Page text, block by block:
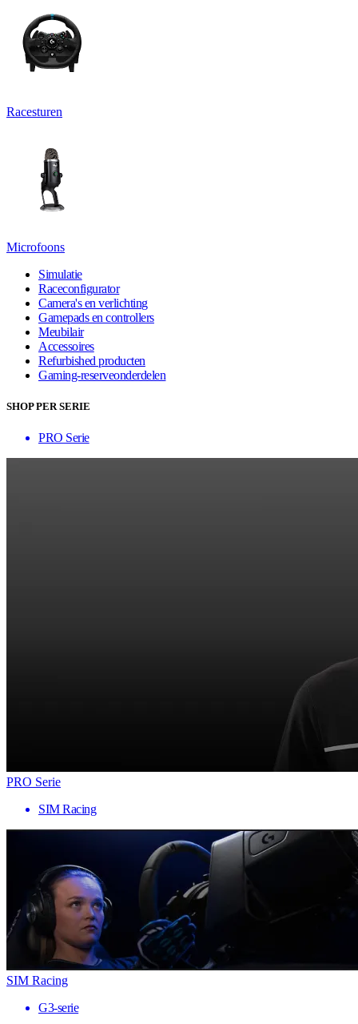
Racesturen
Microfoons
Simulatie
Raceconfigurator
Camera's en verlichting
Gamepads en controllers
Meubilair
Accessoires
Refurbished producten
Gaming-reserveonderdelen
SHOP PER SERIE
PRO Serie
PRO Serie
SIM Racing
SIM Racing
G3-serie